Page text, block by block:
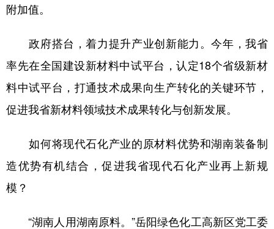
附加值。
政府搭台，着力提升产业创新能力。今年，我省
率先在全国建设新材料中试平台，认定18个省级新材
料中试平台，打通技术成果向生产转化的关键环节，
促进我省新材料领域技术成果转化与创新发展。
如何将现代石化产业的原材料优势和湖南装备制
造优势有机结合，促进我省现代石化产业再上新规
模？
“湖南人用湖南原料。”岳阳绿色化工高新区党工委